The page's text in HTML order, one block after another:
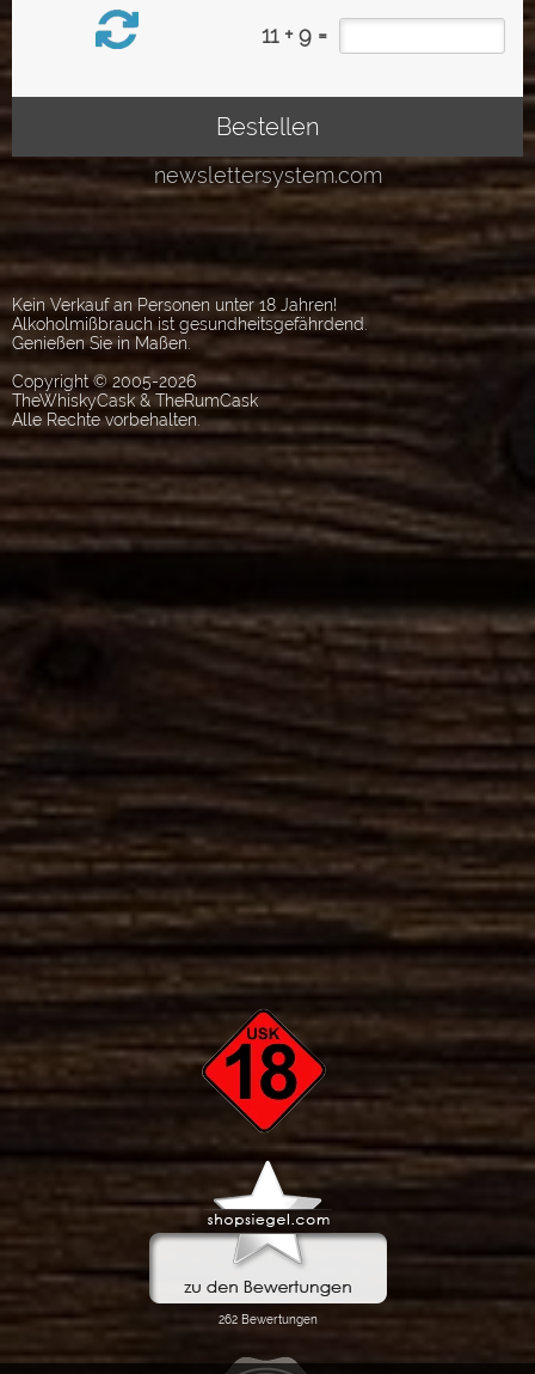
Kein Verkauf an Personen unter 18 Jahren!
Alkoholmißbrauch ist gesundheitsgefährdend.
Genießen Sie in Maßen.
Copyright © 2005-2026
TheWhiskyCask & TheRumCask
Alle Rechte vorbehalten.